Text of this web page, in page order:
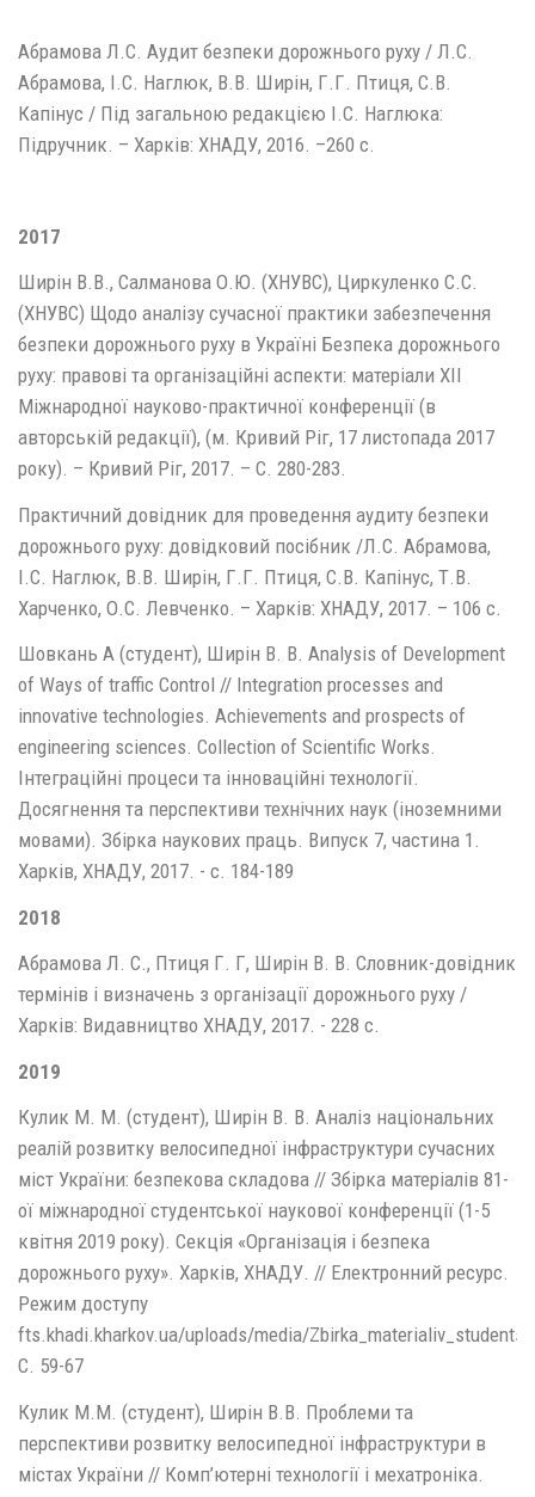
Абрамова Л.С. Аудит безпеки дорожнього руху / Л.С.
Абрамова, І.С. Наглюк, В.В. Ширін, Г.Г. Птиця, С.В.
Капінус / Під загальною редакцією І.С. Наглюка:
Підручник. – Харків: ХНАДУ, 2016. –260 с.
2017
Ширін В.В., Салманова О.Ю. (ХНУВС), Циркуленко С.С.
(ХНУВС) Щодо аналізу сучасної практики забезпечення
безпеки дорожнього руху в Україні Безпека дорожнього
руху: правові та організаційні аспекти: матеріали ХІІ
Міжнародної науково-практичної конференції (в
авторській редакції), (м. Кривий Ріг, 17 листопада 2017
року). – Кривий Ріг, 2017. – С. 280-283.
Практичний довідник для проведення аудиту безпеки
дорожнього руху: довідковий посібник /Л.С. Абрамова,
І.С. Наглюк, В.В. Ширін, Г.Г. Птиця, С.В. Капінус, Т.В.
Харченко, О.С. Левченко. – Харків: ХНАДУ, 2017. – 106 с.
Шовкань А (студент), Ширін В. В. Analysis of Development
of Ways of traffic Control // Integration processes and
innovative technologies. Achievements and prospects of
engineering sciences. Collection of Scientific Works.
Інтеграційні процеси та інноваційні технології.
Досягнення та перспективи технічних наук (іноземними
мовами). Збірка наукових праць. Випуск 7, частина 1.
Харків, ХНАДУ, 2017. - с. 184-189
2018
Абрамова Л. С., Птиця Г. Г, Ширін В. В. Словник-довідник
термінів і визначень з організації дорожнього руху /
Харків: Видавництво ХНАДУ, 2017. - 228 с.
2019
Кулик М. М. (студент), Ширін В. В. Аналіз національних
реалій розвитку велосипедної інфраструктури сучасних
міст України: безпекова складова // Збірка матеріалів 81-
ої міжнародної студентської наукової конференції (1-5
квітня 2019 року). Секція «Організація і безпека
дорожнього руху». Харків, ХНАДУ. // Електронний ресурс.
Режим доступу
fts.khadi.kharkov.ua/uploads/media/
С. 59-67
Кулик М.М. (студент), Ширін В.В. Проблеми та
перспективи розвитку велосипедної інфраструктури в
містах України // Комп’ютерні технології і мехатроніка.